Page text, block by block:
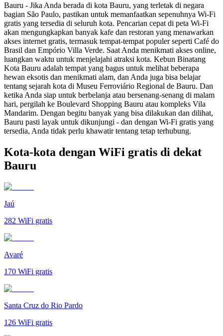
Bauru - Jika Anda berada di kota Bauru, yang terletak di negara
bagian São Paulo, pastikan untuk memanfaatkan sepenuhnya Wi-Fi
gratis yang tersedia di seluruh kota. Pencarian cepat di peta Wi-Fi
akan mengungkapkan banyak kafe dan restoran yang menawarkan
akses internet gratis, termasuk tempat-tempat populer seperti Café do
Brasil dan Empório Villa Verde. Saat Anda menikmati akses online,
luangkan waktu untuk menjelajahi atraksi kota. Kebun Binatang
Kota Bauru adalah tempat yang bagus untuk melihat beberapa
hewan eksotis dan menikmati alam, dan Anda juga bisa belajar
tentang sejarah kota di Museu Ferroviário Regional de Bauru. Dan
ketika Anda siap untuk berbelanja atau bersenang-senang di malam
hari, pergilah ke Boulevard Shopping Bauru atau kompleks Vila
Mandarim. Dengan begitu banyak yang bisa dilakukan dan dilihat,
Bauru pasti layak untuk dikunjungi - dan dengan Wi-Fi gratis yang
tersedia, Anda tidak perlu khawatir tentang tetap terhubung.
Kota-kota dengan WiFi gratis di dekat
Bauru
Jaú
282 WiFi gratis
Avaré
170 WiFi gratis
Santa Cruz do Rio Pardo
126 WiFi gratis